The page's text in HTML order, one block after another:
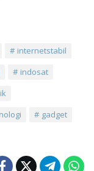
internetstabil
indosat
gadget